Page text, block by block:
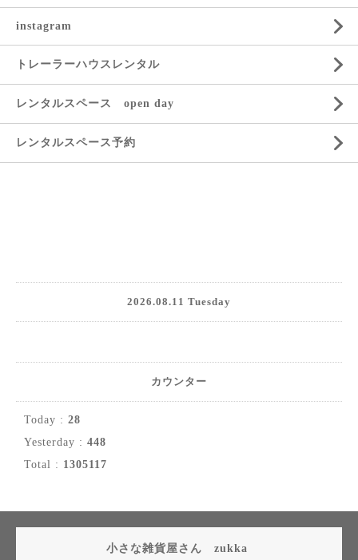
instagram
トレーラーハウスレンタル
レンタルスペース open day
レンタルスペース予約
2026.08.11 Tuesday
カウンター
Today : 28
Yesterday : 448
Total : 1305117
小さな雑貨屋さん zukka